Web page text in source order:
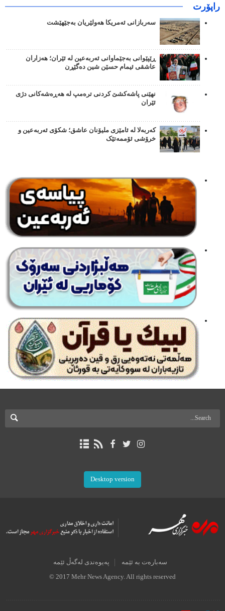
راپۆرت
سەربازانی ئەمریکا هەولێریان بەجێهێشت
ڕێپێوانی بەجێماوانی ئەربەعین لە ئێران؛ هەزاران
عاشقی ئیمام حسێن شین دەگێڕن
نهێنی پاشەکشێ کردنی ترەمپ لە هەڕەشەکانی دژی
ئێران
کەربەلا لە ئامێزی ملیۆنان عاشق؛ شکۆی ئەربەعین و
خرۆشی ئۆممەتێک
Desktop version
سەبارەت بە ئێمە پەیوەندی لەگەڵ ئێمە
© 2017 Mehr News Agency. All rights reserved